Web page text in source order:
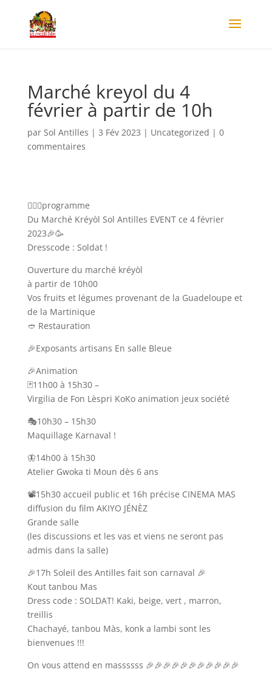
Marché kreyol du 4
février à partir de 10h
par Sol Antilles | 3 Fév 2023 | Uncategorized | 0
commentaires
💁🏾‍♀️programme
Du Marché Kréyòl Sol Antilles EVENT ce 4 février
2023🎉🥳
Dresscode : Soldat !
Ouverture du marché kréyòl
à partir de 10h00
Vos fruits et légumes provenant de la Guadeloupe et
de la Martinique
🥙 Restauration
🎉Exposants artisans En salle Bleue
🎉Animation
🃏11h00 à 15h30 –
Virgilia de Fon Lèspri KoKo animation jeux société
🎭10h30 – 15h30
Maquillage Karnaval !
🦋14h00 à 15h30
Atelier Gwoka ti Moun dès 6 ans
📽️15h30 accueil public et 16h précise CINEMA MAS
diffusion du film AKIYO JÉNÈZ
Grande salle
(les discussions et les vas et viens ne seront pas
admis dans la salle)
🎉17h Soleil des Antilles fait son carnaval 🎉
Kout tanbou Mas
Dress code : SOLDAT! Kaki, beige, vert , marron,
treillis
Chachayé, tanbou Màs, konk a lambi sont les
bienvenues !!!
On vous attend en massssss 🎉🎉🎉🎉🎉🎉🎉🎉🎉🎉🎉